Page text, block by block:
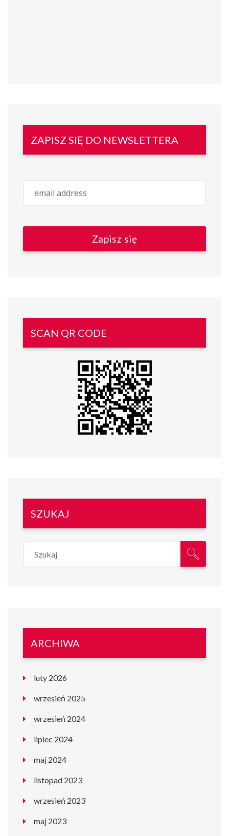
ZAPISZ SIĘ DO NEWSLETTERA
SCAN QR CODE
SZUKAJ
ARCHIWA
luty 2026
wrzesień 2025
wrzesień 2024
lipiec 2024
maj 2024
listopad 2023
wrzesień 2023
maj 2023